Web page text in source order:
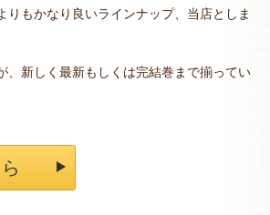
もかなり良いラインナップ、当店としま
、新しく最新もしくは完結巻まで揃ってい